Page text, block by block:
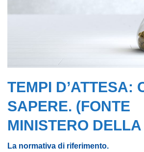
TEMPI D’ATTESA:
SAPERE. (FONTE
MINISTERO
La normativa di riferimento.